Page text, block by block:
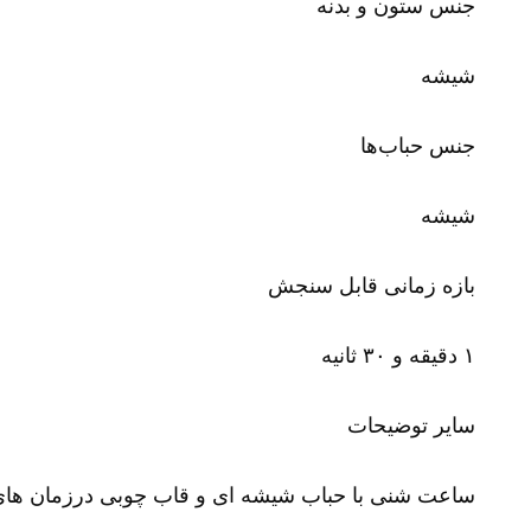
شیشه
جنس حباب‌ها
شیشه
بازه زمانی قابل سنجش
۱ دقیقه و ۳۰ ثانیه
سایر توضیحات
ساعت شنی با حباب شیشه ای و قاب چوبی درزمان های ۱و۳و۵ دقیقه